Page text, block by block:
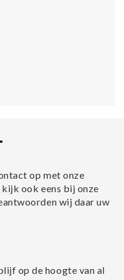
op met onze
ook eens bij onze
wij daar uw
op de hoogte van al